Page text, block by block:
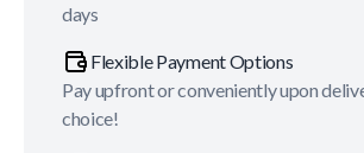
days
Flexible Payment Options
Pay upfront or conveniently upon
choice!